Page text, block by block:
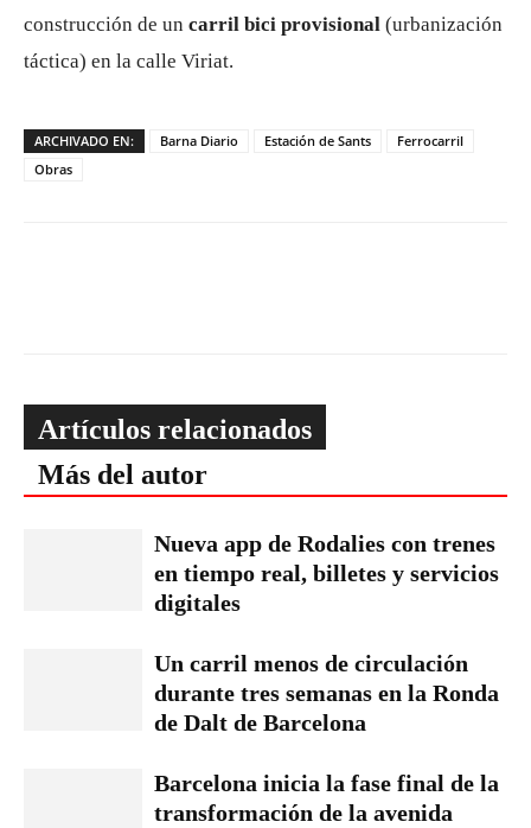
construcción de un carril bici provisional (urbanización
táctica) en la calle Viriat.
ARCHIVADO EN: Barna Diario Estación de Sants
Ferrocarril
Obras
Artículos relacionados
Más del autor
Nueva app de Rodalies con trenes
en tiempo real, billetes y servicios
digitales
Un carril menos de circulación
durante tres semanas en la Ronda
de Dalt de Barcelona
Barcelona inicia la fase final de la
transformación de la avenida